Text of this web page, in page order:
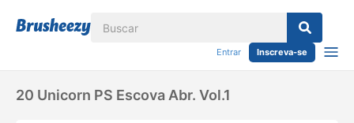
Entrar Inscreva-se
20 Unicorn PS Escova Abr. Vol.1